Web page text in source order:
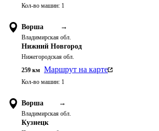
Кол-во машин: 1
Ворша →
Владимирская обл.
Нижний Новгород
Нижегородская обл.
259 км Маршрут на карте
Кол-во машин: 1
Ворша →
Владимирская обл.
Кузнецк